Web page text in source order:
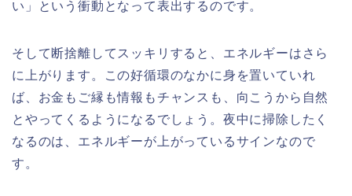
い」という衝動となって表出するのです。
そして断捨離してスッキリすると、エネルギーはさら
に上がります。この好循環のなかに身を置いていれ
ば、お金もご縁も情報もチャンスも、向こうから自然
とやってくるようになるでしょう。夜中に掃除したく
なるのは、エネルギーが上がっているサインなので
す。